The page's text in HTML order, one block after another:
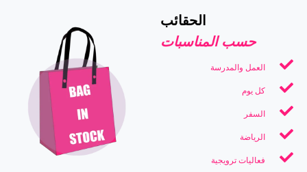
الحقائب
حسب المناسبات
العمل والمدرسة
كل يوم
السفر
الرياضة
فعاليات ترويجية